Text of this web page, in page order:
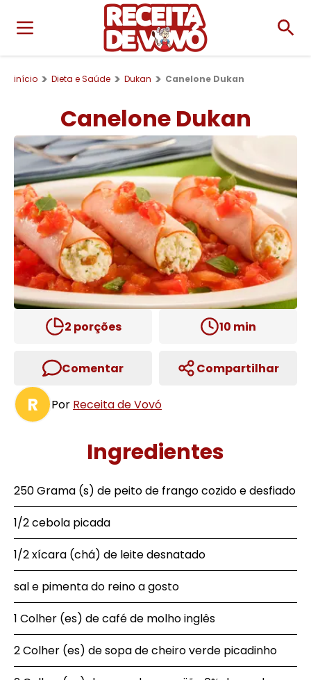
início Dieta e Saúde Dukan Canelone Dukan
Canelone Dukan
2 porções 10 min
Comentar Compartilhar
R Por Receita de Vovó
Ingredientes
250 Grama (s) de peito de frango cozido e desfiado
1/2 cebola picada
1/2 xícara (chá) de leite desnatado
sal e pimenta do reino a gosto
1 Colher (es) de café de molho inglês
2 Colher (es) de sopa de cheiro verde picadinho